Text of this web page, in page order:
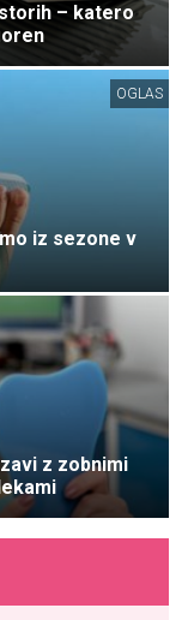
– katero
OGLAS
iz sezone v
z zobnimi